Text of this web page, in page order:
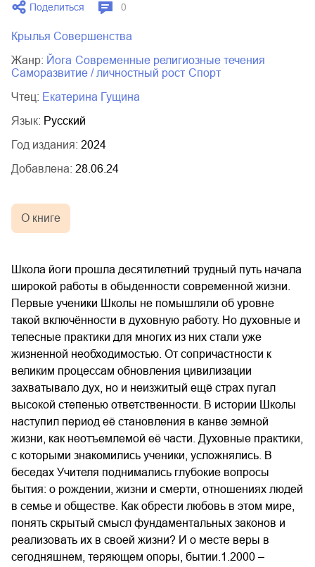
03.mp3
Поделиться 0
Крылья Совершенства
Жанр:
йога
современные религиозные течения
саморазвитие / личностный рост
спорт
Чтец:
Екатерина Гущина
Язык: Русский
Год издания: 2024
Добавлена: 28.06.24
О книге
Школа йоги прошла десятилетний трудный путь начала
широкой работы в обыденности современной жизни.
Первые ученики Школы не помышляли об уровне
такой включённости в духовную работу. Но духовные и
телесные практики для многих из них стали уже
жизненной необходимостью. От сопричастности к
великим процессам обновления цивилизации
захватывало дух, но и неизжитый ещё страх пугал
высокой степенью ответственности. В истории Школы
наступил период её становления в канве земной
жизни, как неотъемлемой её части. Духовные практики,
с которыми знакомились ученики, усложнялись. В
беседах Учителя поднимались глубокие вопросы
бытия: о рождении, жизни и смерти, отношениях людей
в семье и обществе. Как обрести любовь в этом мире,
понять скрытый смысл фундаментальных законов и
реализовать их в своей жизни? И о месте веры в
сегодняшнем, теряющем опоры, бытии.1.2000 –